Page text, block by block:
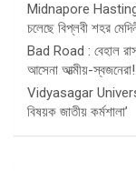
Midnapore
চলেছে বিপ্লবী শহর
Bad Road : বেহাল
আসেনা আত্মীয়-স্বজনেরা!
Vidyasagar
বিষয়ক জাতীয় কর্মশালা’